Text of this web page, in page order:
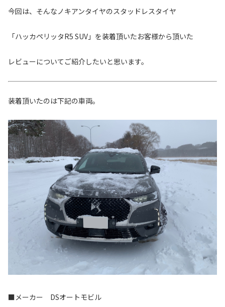
今回は、そんなノキアンタイヤのスタッドレスタイヤ
「ハッカペリッタR5 SUV」を装着頂いたお客様から頂いた
レビューについてご紹介したいと思います。
装着頂いたのは下記の車両。
■メーカー DSオートモビル